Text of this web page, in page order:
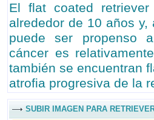
El flat coated
alrededor de 10 años
puede ser propenso
cáncer es
también se encuentran
atrofia progresiva de la
SUBIR IMAGEN PARA